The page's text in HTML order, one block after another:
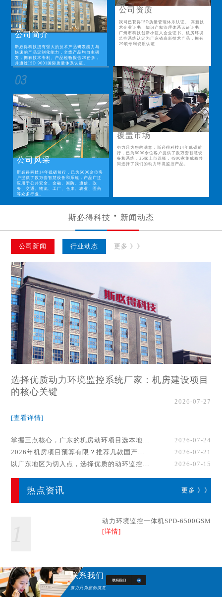
公司简介
斯必得科技拥有强大的技术产品研发能力与
快速的产品定制化能力，全线产品均自主研
发，拥有技术专利、产品检验报告29份多，
并通过ISO 9001国际质量体系认证。
公司资质
我司已获得ISO质量管理体系认证、 高新技
术企业证书、知识产权管理体系认证证书、
广州市科技创新小巨人企业证书、机房环境
监控系统认定为广东省高新技术产品，拥有
29项专利资质认证
公司风采
斯必得科技14年砥砺前行，已为6000余位客
户提供了数万套智慧设备和系统，产品广泛
应用于公共安全、金融、国防、通信、政
务、交通、物流、工厂、仓库、农业、医药
等众多行业。
覆盖市场
努力只为您的满意；斯必得科技14年砥砺前
行，已为6000余位客户提供了数万套智慧设
备和系统，35家上市选择，4900家集成商共
同选择了我们的动力环境监控产品。
斯必得科技 新闻动态
公司新闻 行业动态 更多 》》
选择优质动力环境监控系统厂家：机房建设项目
的核心关键
2026-07-27
[查看详情]
掌握三点核心，广东的机房动环项目选本地厂家事半功倍！
2026-07-24
2026年机房项目预算有限？推荐几款国产动环监控系统品牌
2026-07-21
以广东地区为切入点，选择优质的动环监控系统厂家
2026-07-15
热点资讯 更多 》》
动力环境监控一体机SPD-6500GSM
[详情]
联系我们
努力只为您的满意